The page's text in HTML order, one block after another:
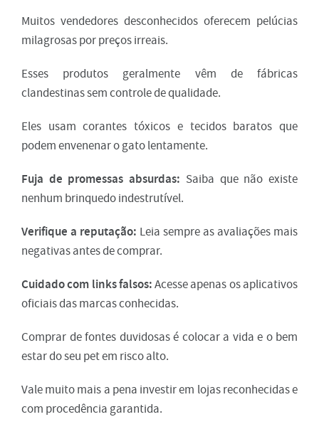
Muitos vendedores desconhecidos oferecem pelúcias
milagrosas por preços irreais.
Esses produtos geralmente vêm de fábricas
clandestinas sem controle de qualidade.
Eles usam corantes tóxicos e tecidos baratos que
podem envenenar o gato lentamente.
Fuja de promessas absurdas: Saiba que não existe
nenhum brinquedo indestrutível.
Verifique a reputação: Leia sempre as avaliações mais
negativas antes de comprar.
Cuidado com links falsos:Acesse apenas os aplicativos
oficiais das marcas conhecidas.
Comprar de fontes duvidosas é colocar a vida e o bem
estar do seu pet em risco alto.
Vale muito mais a pena investir em lojas reconhecidas e
com procedência garantida.